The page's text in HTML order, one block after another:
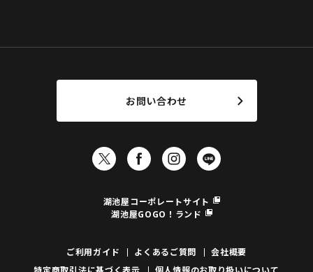
お問い合わせ
湖池屋コーポレートサイト
湖池屋GOGO！ランド
ご利用ガイド よくあるご質問
会社概要